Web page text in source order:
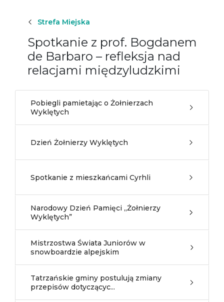
Strefa Miejska
Spotkanie z prof. Bogdanem
de Barbaro – refleksja nad
relacjami międzyludzkimi
Pobiegli pamietając o Żołnierzach
Wyklętych
Dzień Żołnierzy Wyklętych
Spotkanie z mieszkańcami Cyrhli
Narodowy Dzień Pamięci „Żołnierzy
Wyklętych”
Mistrzostwa Świata Juniorów w
snowboardzie alpejskim
Tatrzańskie gminy postulują zmiany
przepisów dotyczącyc...